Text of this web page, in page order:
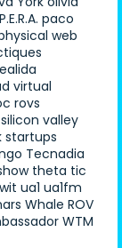
P.E.R.A. paco
web
virtual
rovs
silicon valley
startups
Tecnadia
theta tic
ua1 ua1fm
Whale ROV
WTM